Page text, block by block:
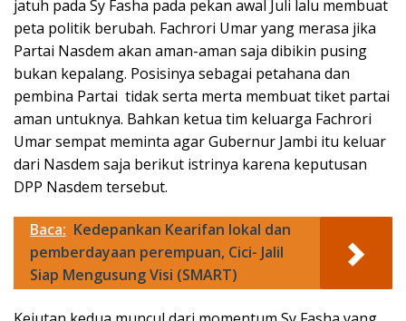
jatuh pada Sy Fasha pada pekan awal Juli lalu membuat
peta politik berubah. Fachrori Umar yang merasa jika
Partai Nasdem akan aman-aman saja dibikin pusing
bukan kepalang. Posisinya sebagai petahana dan
pembina Partai tidak serta merta membuat tiket partai
aman untuknya. Bahkan ketua tim keluarga Fachrori
Umar sempat meminta agar Gubernur Jambi itu keluar
dari Nasdem saja berikut istrinya karena keputusan
DPP Nasdem tersebut.
Baca: Kedepankan Kearifan lokal dan
pemberdayaan perempuan, Cici- Jalil
Siap Mengusung Visi (SMART)